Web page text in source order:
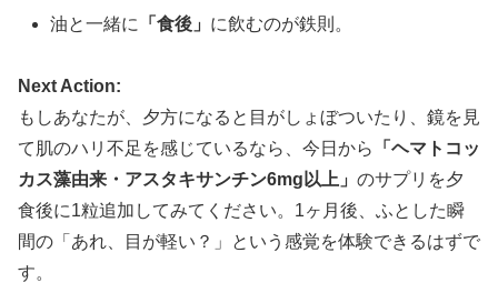
油と一緒に
「食後」 に飲むのが鉄則。
Next Action:
もしあなたが、夕方になると目がしょぼついたり、鏡を見
て肌のハリ不足を感じているなら、今日から
「ヘマトコッ
カス藻由来・アスタキサンチン6mg以上」 のサプリを夕
食後に1粒追加してみてください。1ヶ月後、ふとした瞬
間の「あれ、目が軽い？」という感覚を体験できるはずで
す。